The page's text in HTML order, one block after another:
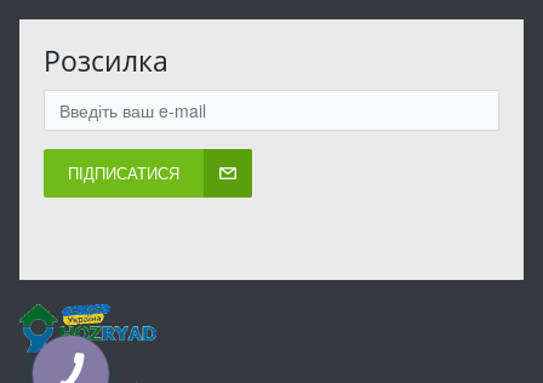
Розсилка
ПІДПИСАТИСЯ
КНОПКА
ЗВ'ЯЗКУ